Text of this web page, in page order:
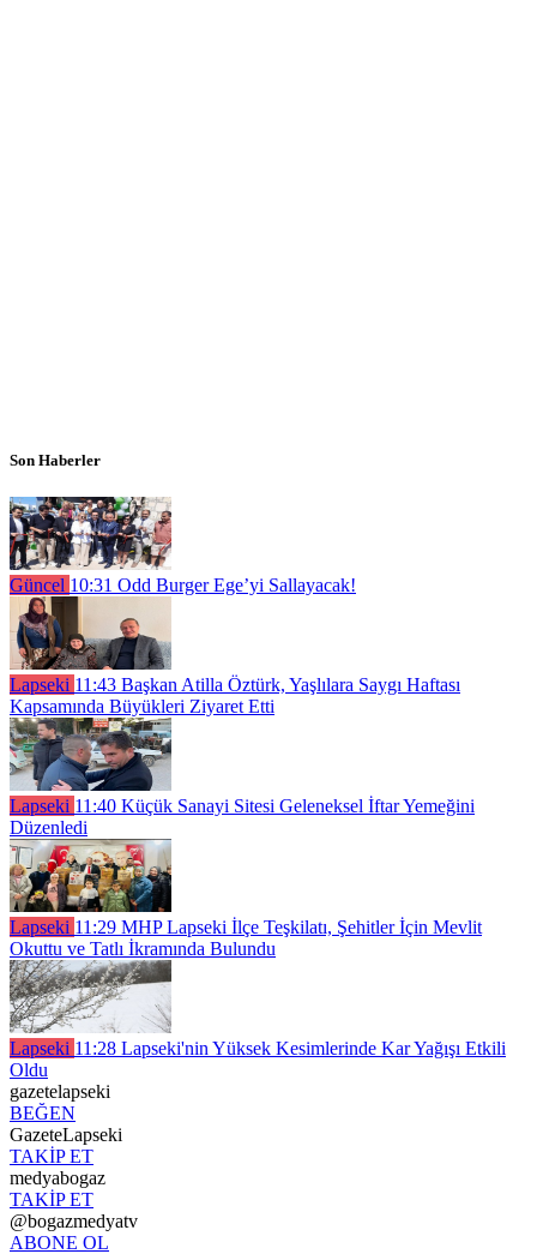
Son Haberler
Güncel 10:31 Odd Burger Ege’yi Sallayacak!
Lapseki 11:43 Başkan Atilla Öztürk, Yaşlılara Saygı Haftası
Kapsamında Büyükleri Ziyaret Etti
Lapseki 11:40 Küçük Sanayi Sitesi Geleneksel İftar Yemeğini
Düzenledi
Lapseki 11:29 MHP Lapseki İlçe Teşkilatı, Şehitler İçin Mevlit
Okuttu ve Tatlı İkramında Bulundu
Lapseki 11:28 Lapseki'nin Yüksek Kesimlerinde Kar Yağışı Etkili
Oldu
gazetelapseki
BEĞEN
GazeteLapseki
TAKİP ET
medyabogaz
TAKİP ET
@bogazmedyatv
ABONE OL